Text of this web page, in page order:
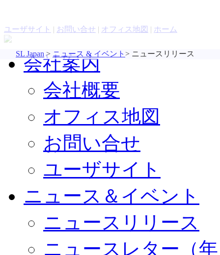
ユーザサイト | お問い合せ | オフィス地図 | ホーム
会社案内
会社概要
オフィス地図
お問い合せ
ユーザサイト
ニュース＆イベント
ニュースリリース
ニュースレター（
SL Japan > ニュース & イベント > ニュースリリース